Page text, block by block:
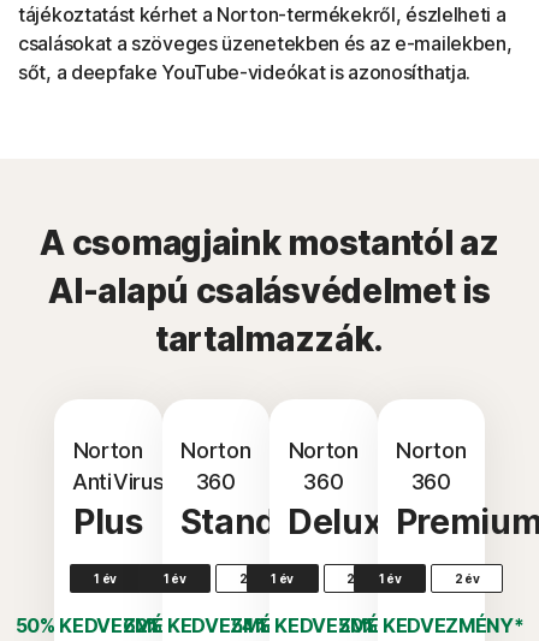
tájékoztatást kérhet a Norton-termékekről, észlelheti a
csalásokat a szöveges üzenetekben és az e-mailekben,
sőt, a deepfake YouTube-videókat is azonosíthatja.
A csomagjaink mostantól az
AI-alapú csalásvédelmet is
tartalmazzák.
Norton
AntiVirus
Plus
1 év
50% KEDVEZMÉNY*
Norton
360
Standard
1 év 2 év
62% KEDVEZMÉNY*
Norton
360
Deluxe
1 év 2 év
54% KEDVEZMÉNY*
Norton
360
1 év 2 év
50% KEDVEZMÉNY*